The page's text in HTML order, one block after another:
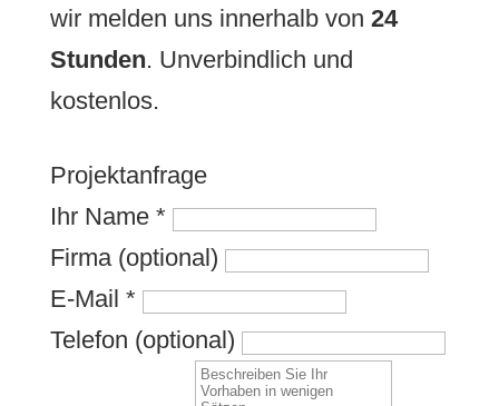
wir melden uns innerhalb von 24
Stunden. Unverbindlich und
kostenlos.
Projektanfrage
Ihr Name *
Firma (optional)
E-Mail *
Telefon (optional)